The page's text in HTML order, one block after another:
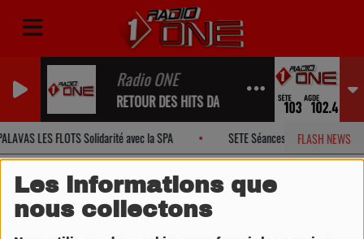
Les informations que
nous collectons
Radio ONE
RETOUR DES HITS DANS UN INSTANT...
FLASH NEWS
LES FLOTS Solidarité avec la SPA SETE Séances Ciné face à la Mer